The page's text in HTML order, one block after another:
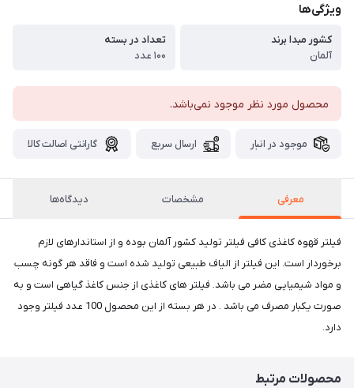
ویژگی‌ها
کشور مبدا برند
آلمان
تعداد در بسته
۱۰۰ عدد
محصول مورد نظر موجود نمی‌باشد.
موجود در انبار ارسال سریع گارانتی اصالت کالا
معرفی مشخصات دیدگاه‌ها
فیلتر قهوه کاغذی کافی فیلتر تولید کشور آلمان بوده و از استاندار‌های لازم
برخوردار است. این فیلتر از الیاف طبیعی تولید شده است و فاقد هر گونه چسب
و مواد شیمیایی مضر می باشد. فیلتر های کاغذی از جنس کاغذ گیاهی است و به
صورت یکبار مصرف می باشد . در هر بسته از این محصول 100 عدد فیلتر وجود
دارد.
محصولات مرتبط